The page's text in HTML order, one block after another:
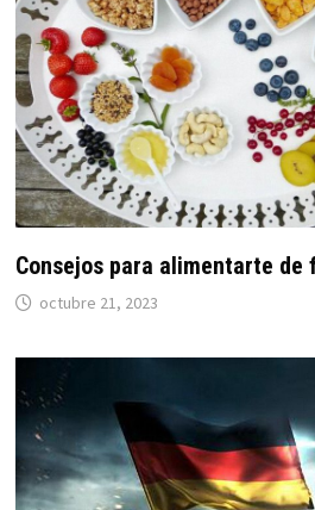
Consejos para alimentarte de
octubre 21, 2023